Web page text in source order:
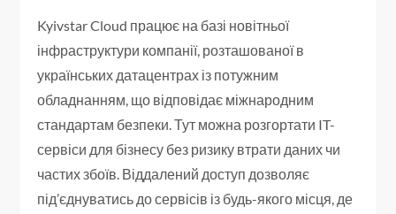
Kyivstar Cloud працює на базі новітньої
інфраструктури компанії, розташованої в
українських датацентрах із потужним
обладнанням, що відповідає міжнародним
стандартам безпеки. Тут можна розгортати IT-
сервіси для бізнесу без ризику втрати даних чи
частих збоїв. Віддалений доступ дозволяє
під’єднуватись до сервісів із будь-якого місця, де